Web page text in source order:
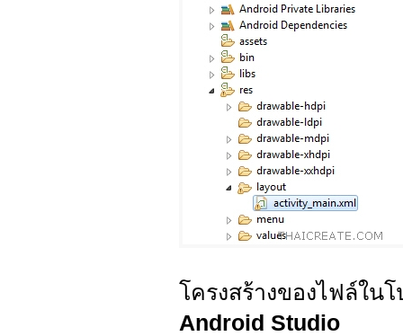
โครงสร้างของไฟล์ใน
Android Studio